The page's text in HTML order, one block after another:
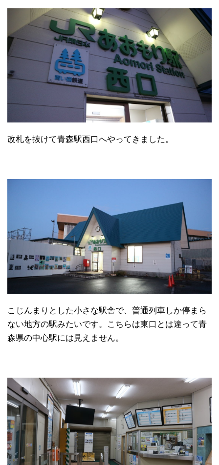
改札を抜けて青森駅西口へやってきました。
こじんまりとした小さな駅舎で、普通列車しか停まら
ない地方の駅みたいです。こちらは東口とは違って青
森県の中心駅には見えません。